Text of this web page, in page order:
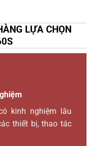
LỰA CHỌN
kinh nghiệm lâu
thiết bị, thao tác